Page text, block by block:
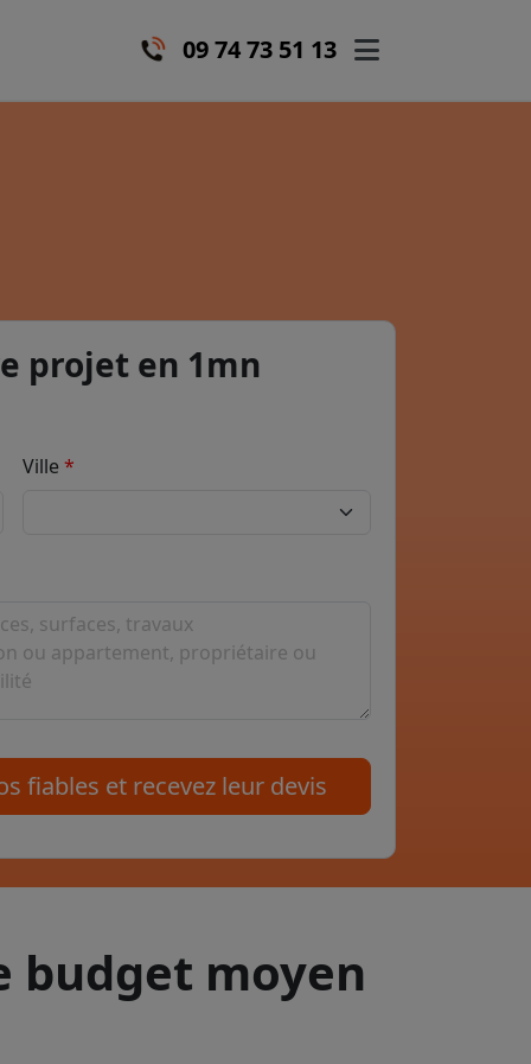
09 74 73 51 13
projet en 1mn
Ville
fiables et recevez leur devis
budget moyen